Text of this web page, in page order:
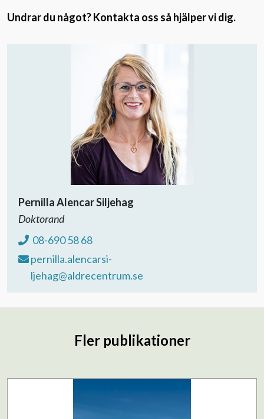
Undrar du något? Kontakta oss så hjälper vi dig.
Pernilla Alencar Siljehag
Doktorand
08-690 58 68
pernilla.alencarsi-
ljehag@aldrecentrum.se
Fler publikationer